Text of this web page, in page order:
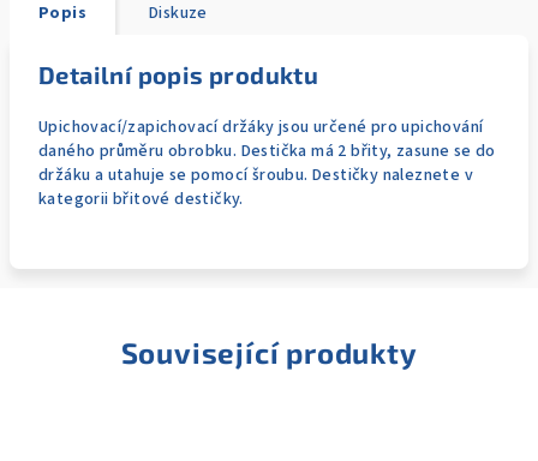
Popis Diskuze
Detailní popis produktu
Upichovací/zapichovací držáky jsou určené pro upichování
daného průměru obrobku. Destička má 2 břity, zasune se do
držáku a utahuje se pomocí šroubu. Destičky naleznete v
kategorii břitové destičky.
Související produkty